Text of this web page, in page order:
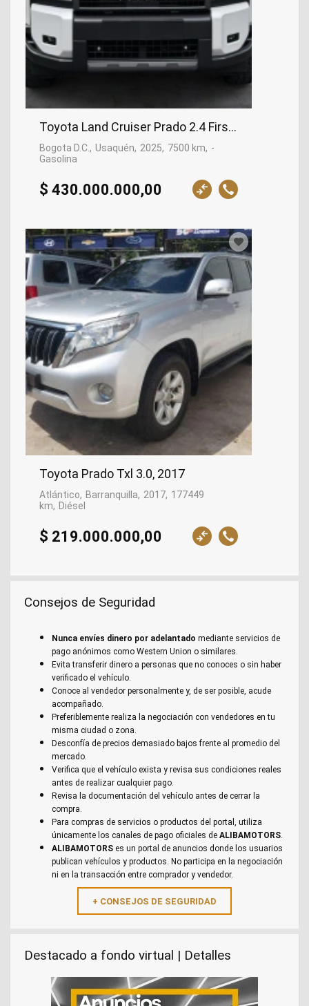
Toyota Land Cruiser Prado 2.4 First Edition At8,
Bogota D.C. Usaquén 2025 7500 km
-
Gasolina
$ 430.000.000,00
Toyota Prado Txl 3.0, 2017
Atlántico Barranquilla 2017 177449
km
Diésel
$ 219.000.000,00
Consejos de Seguridad
Nunca envíes dinero por adelantado mediante servicios de
pago anónimos como Western Union o similares.
Evita transferir dinero a personas que no conoces o sin haber
verificado el vehículo.
Conoce al vendedor personalmente y, de ser posible, acude
acompañado.
Preferiblemente realiza la negociación con vendedores en tu
misma ciudad o zona.
Desconfía de precios demasiado bajos frente al promedio del
mercado.
Verifica que el vehículo exista y revisa sus condiciones reales
antes de realizar cualquier pago.
Revisa la documentación del vehículo antes de cerrar la
compra.
Para compras de servicios o productos del portal, utiliza
únicamente los canales de pago oficiales de ALIBAMOTORS.
ALIBAMOTORS es un portal de anuncios donde los usuarios
publican vehículos y productos. No participa en la negociación
ni en la transacción entre comprador y vendedor.
Destacado a fondo virtual | Detalles